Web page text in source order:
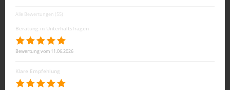
Alle Bewertungen (55)
Beratung in Unterhaltsfragen
Bewertung vom 11.06.2026
Klare Empfehlung